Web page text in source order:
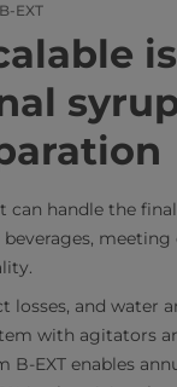
EXT
handle the
losses, and water
with agitators
B-EXT enables